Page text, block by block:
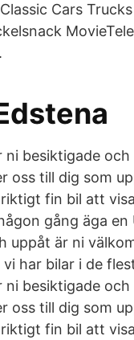
Cars
ni besiktigade och
oss till dig som
fin bil att
gång äga en
uppåt är ni
har bilar i de
ni besiktigade och
oss till dig som
fin bil att